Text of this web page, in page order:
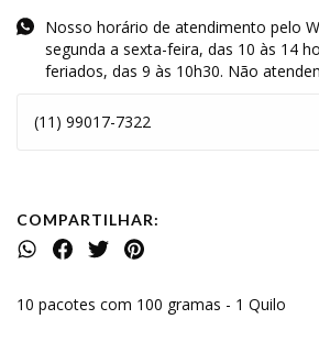
Nosso horário de atendimento pelo
segunda a sexta-feira, das 10 às 14
feriados, das 9 às 10h30. Não
(11) 99017-7322
COMPARTILHAR:
10 pacotes com 100 gramas - 1 Quilo